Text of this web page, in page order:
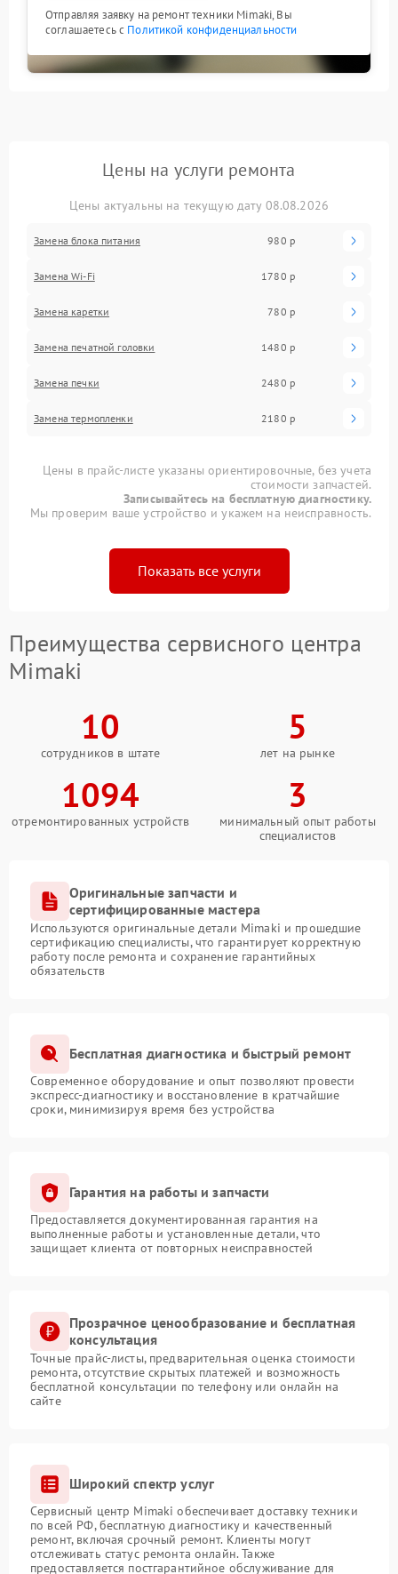
Отправляя заявку на ремонт техники Mimaki, Вы
соглашаетесь с Политикой конфиденциальности
Цены на услуги ремонта
Цены актуальны на текущую дату 08.08.2026
Замена блока питания 980 р
Замена Wi-Fi 1780 р
Замена каретки 780 р
Замена печатной головки 1480 р
Замена печки 2480 р
Замена термопленки 2180 р
Цены в прайс-листе указаны ориентировочные, без учета
стоимости запчастей.
Записывайтесь на бесплатную диагностику.
Мы проверим ваше устройство и укажем на неисправность.
Показать все услуги
Преимущества сервисного центра
Mimaki
10
сотрудников в штате
5
лет на рынке
1094
отремонтированных устройств
3
минимальный опыт работы
специалистов
Оригинальные запчасти и
сертифицированные мастера
Используются оригинальные детали Mimaki и прошедшие
сертификацию специалисты, что гарантирует корректную
работу после ремонта и сохранение гарантийных
обязательств
Бесплатная диагностика и быстрый ремонт
Современное оборудование и опыт позволяют провести
экспресс-диагностику и восстановление в кратчайшие
сроки, минимизируя время без устройства
Гарантия на работы и запчасти
Предоставляется документированная гарантия на
выполненные работы и установленные детали, что
защищает клиента от повторных неисправностей
Прозрачное ценообразование и бесплатная
консультация
Точные прайс-листы, предварительная оценка стоимости
ремонта, отсутствие скрытых платежей и возможность
бесплатной консультации по телефону или онлайн на
сайте
Широкий спектр услуг
Сервисный центр Mimaki обеспечивает доставку техники
по всей РФ, бесплатную диагностику и качественный
ремонт, включая срочный ремонт. Клиенты могут
отслеживать статус ремонта онлайн. Также
предоставляется постгарантийное обслуживание для